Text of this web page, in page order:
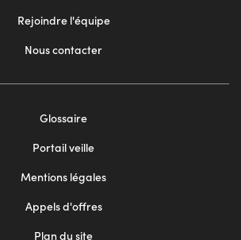
Rejoindre l'équipe
Nous contacter
Glossaire
Portail veille
Mentions légales
Appels d'offres
Plan du site